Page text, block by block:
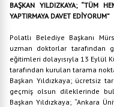
BAŞKAN YILDIZKAYA; “TÜM
YAPTIRMAYA DAVET EDİYORUM”
Polatlı Belediye Başkanı
uzman doktorlar tarafından
eğitimleri dolayısıyla 13 Eylül
tarafından kurulan tarama
Başkan Yıldızkaya; ücretsiz
geçmiş olsun dileklerinde
Başkan Yıldızkaya; “Ankara